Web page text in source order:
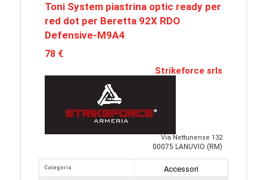
Toni System piastrina optic ready per
red dot per Beretta 92X RDO
Defensive-M9A4
78 €
Strikeforce srls
Via Nettunense 132
00075 LANUVIO (RM)
Categoria
Accessori